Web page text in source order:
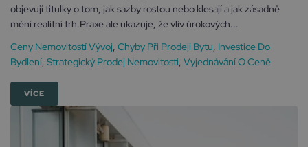
objevují titulky o tom, jak sazby rostou nebo klesají a jak zásadně
mění realitní trh.Praxe ale ukazuje, že vliv úrokových...
Ceny Nemovitostí Vývoj, Chyby Při Prodeji Bytu, Investice Do
Bydlení, Strategický Prodej Nemovitosti, Vyjednávání O Ceně
VÍCE